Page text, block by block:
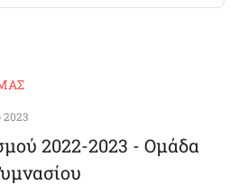
2023
2022-2023 - Ομάδα